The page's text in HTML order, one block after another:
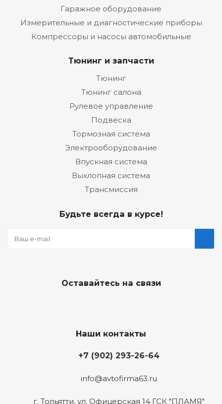
Гаражное оборудование
Измерительные и диагностические приборы
Компрессоры и насосы автомобильные
Тюнинг и запчасти
Тюнинг
Тюнинг салона
Рулевое управление
Подвеска
Тормозная система
Электрооборудование
Впускная система
Выхлопная система
Трансмиссия
Будьте всегда в курсе!
Оставайтесь на связи
Наши контакты
+7 (902) 293-26-64
info@avtofirma63.ru
г. Тольятти, ул. Офицерская 14 ГСК "ПЛАМЯ"